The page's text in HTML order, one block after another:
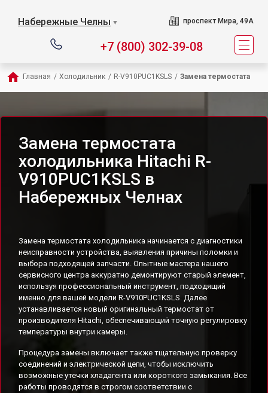
Набережные Челны ▼ проспект Мира, 49А
+7 (800) 302-39-08
Главная / Холодильник / R-V910PUC1KSLS / Замена термостата
Замена термостата
холодильника Hitachi R-
V910PUC1KSLS в
Набережных Челнах
Замена термостата холодильника начинается с диагностики
неисправности устройства, выявления причины поломки и
выбора подходящей запчасти. Опытные мастера нашего
сервисного центра аккуратно демонтируют старый элемент,
используя профессиональный инструмент, подходящий
именно для вашей модели R-V910PUC1KSLS. Далее
устанавливается новый оригинальный термостат от
производителя Hitachi, обеспечивающий точную регулировку
температуры внутри камеры.
Процедура замены включает также тщательную проверку
соединений и электрической цепи, чтобы исключить
возможные утечки хладагента или короткого замыкания. Все
работы проводятся в строгом соответствии с